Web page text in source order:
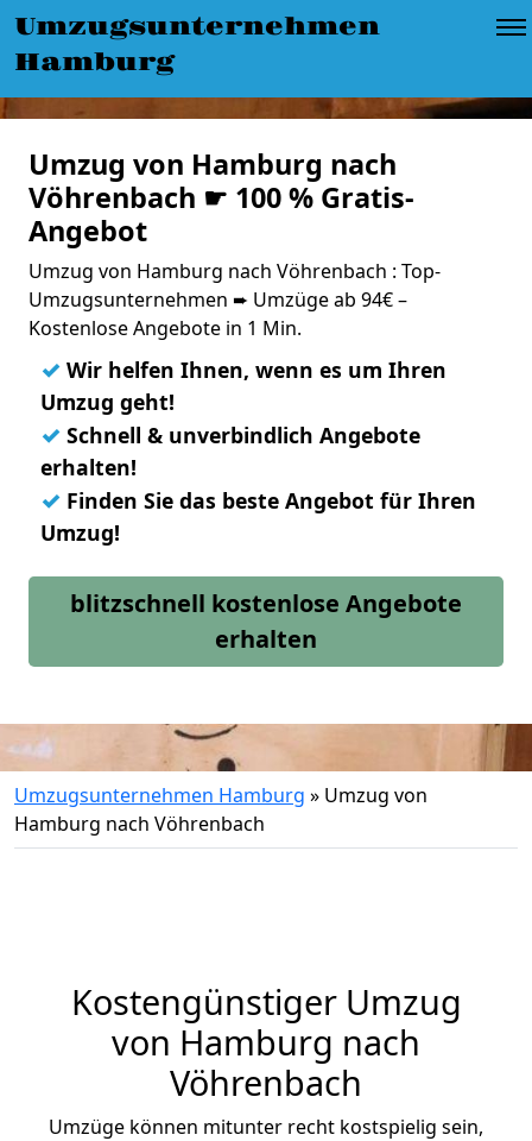
Umzugsunternehmen
Hamburg
Umzug von Hamburg nach
Vöhrenbach ☛ 100 % Gratis-
Angebot
Umzug von Hamburg nach Vöhrenbach : Top-
Umzugsunternehmen ➨ Umzüge ab 94€ –
Kostenlose Angebote in 1 Min.
✓ Wir helfen Ihnen, wenn es um Ihren
Umzug geht!
✓ Schnell & unverbindlich Angebote
erhalten!
✓ Finden Sie das beste Angebot für Ihren
Umzug!
blitzschnell kostenlose Angebote
erhalten
Umzugsunternehmen Hamburg » Umzug von
Hamburg nach Vöhrenbach
Kostengünstiger Umzug
von Hamburg nach
Vöhrenbach
Umzüge können mitunter recht kostspielig sein,